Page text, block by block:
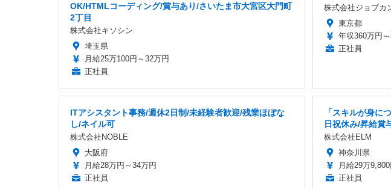
OK/HTMLコーディング/賞与あり/さいたま市大宮区大門町
2丁目
株式会社キソシン
埼玉県
月給25万100円～32万円
正社員
株式会社ジョブカ
東京都
年収360万円
正社員
ITアシスタント事務/週休2日制/未経験者歓迎/残業ほぼな
し/ネイル可
株式会社NOBLE
大阪府
月給28万円～34万円
正社員
「スキルが身に
日祝休み/昇給賞
株式会社ELM
神奈川県
月給29万
正社員